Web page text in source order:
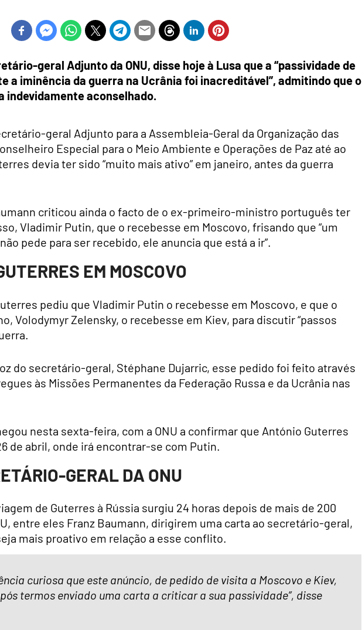
geral Adjunto da ONU, disse hoje à Lusa que a “passividade de
a iminência da guerra na Ucrânia foi inacreditável”, admitindo que o
indevidamente aconselhado.
geral Adjunto para a Assembleia-Geral da Organização das
Especial para o Meio Ambiente e Operações de Paz até ao
devia ter sido “muito mais ativo” em janeiro, antes da guerra
criticou ainda o facto de o ex-primeiro-ministro português ter
Vladimir Putin, que o recebesse em Moscovo, frisando que “um
pede para ser recebido, ele anuncia que está a ir”.
EM MOSCOVO
pediu que Vladimir Putin o recebesse em Moscovo, e que o
Volodymyr Zelensky, o recebesse em Kiev, para discutir “passos
do secretário-geral, Stéphane Dujarric, esse pedido foi feito através
às Missões Permanentes da Federação Russa e da Ucrânia nas
nesta sexta-feira, com a ONU a confirmar que António Guterres
de abril, onde irá encontrar-se com Putin.
GERAL DA ONU
de Guterres à Rússia surgiu 24 horas depois de mais de 200
entre eles Franz Baumann, dirigirem uma carta ao secretário-geral,
mais proativo em relação a esse conflito.
curiosa que este anúncio, de pedido de visita a Moscovo e Kiev,
termos enviado uma carta a criticar a sua passividade”, disse